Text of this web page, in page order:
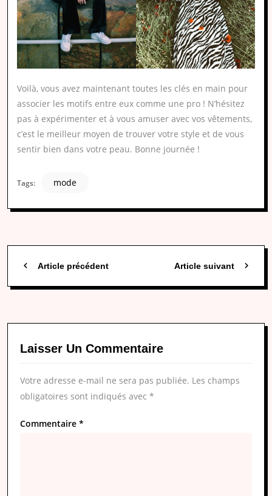
Voilà, vous avez maintenant toutes les clés en main pour
associer les motifs entre eux comme une pro ! N’hésitez
pas à expérimenter et à vous amuser avec vos vêtements,
c’est le meilleur moyen de trouver votre style et de vous
sentir bien dans votre peau. Bonne journée !
Tags: mode
Article précédent Article suivant
Laisser Un Commentaire
Votre adresse e-mail ne sera pas publiée. Les champs
obligatoires sont indiqués avec *
Commentaire *